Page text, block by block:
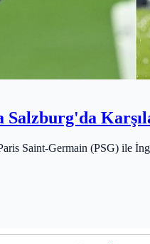
Saint-Germain (PSG) ile